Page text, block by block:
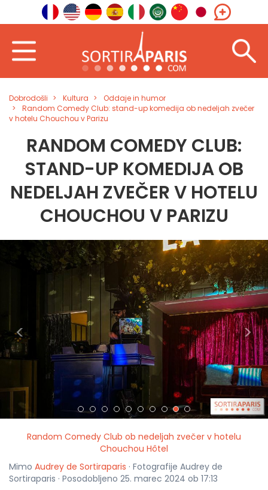
Dobrodošli Kultura
Oddaje in humor
Random Comedy Club: stand-up komedija ob nedeljah zvečer
v hotelu Chouchou v Parizu
RANDOM COMEDY CLUB:
STAND-UP KOMEDIJA OB
NEDELJAH ZVEČER V HOTELU
CHOUCHOU V PARIZU
< >
Random Comedy Club ob nedeljah zvečer v hotelu
Chouchou Hôtel
Mimo Audrey de Sortiraparis · Fotografije Audrey de
Sortiraparis · Posodobljeno 25. marec 2024 ob 17:13